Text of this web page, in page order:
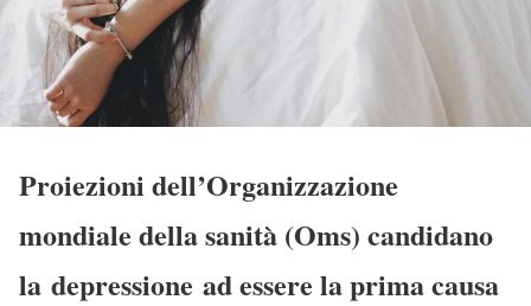
Proiezioni dell’Organizzazione
mondiale della sanità (Oms) candidano
la depressione ad essere la prima causa